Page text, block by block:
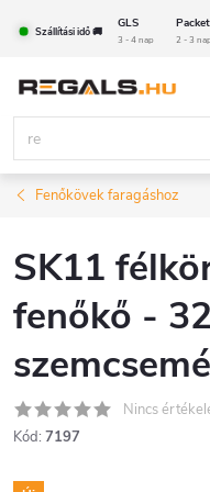
tartalomhoz
Szállítási idő 🚚
GLS
3 - 4 nap 2 - 3
Fenőkövek faragáshoz
SK11
fenőkő -
Nincs
Kód: 7197